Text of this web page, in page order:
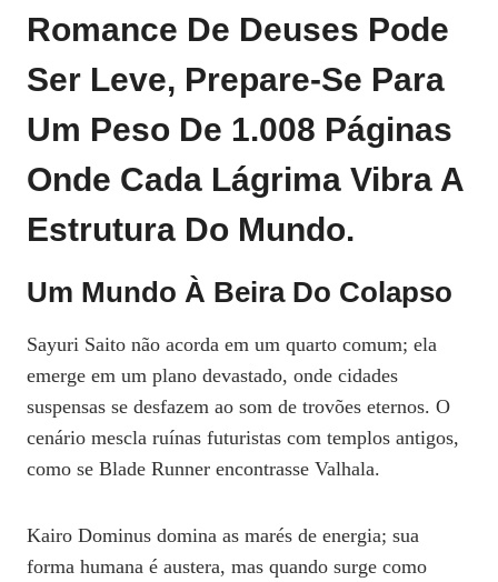
Romance De Deuses Pode
Ser Leve, Prepare‑se Para
Um Peso De 1.008 Páginas
Onde Cada Lágrima Vibra A
Estrutura Do Mundo.
Um Mundo À Beira Do Colapso
Sayuri Saito não acorda em um quarto comum; ela
emerge em um plano devastado, onde cidades
suspensas se desfazem ao som de trovões eternos. O
cenário mescla ruínas futuristas com templos antigos,
como se Blade Runner encontrasse Valhala.
Kairo Dominus domina as marés de energia; sua
forma humana é austera, mas quando surge como